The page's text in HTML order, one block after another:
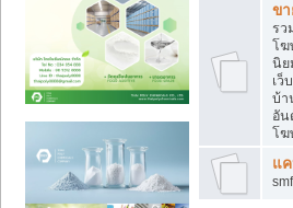
ขา
รว
โฆ
นิย
เว็
บ้า
อัน
โฆ
แ